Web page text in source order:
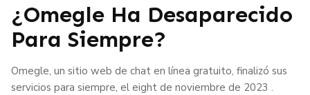
¿Omegle Ha Desaparecido
Para Siempre?
Omegle, un sitio web de chat en línea gratuito, finalizó sus
servicios para siempre, el eight de noviembre de 2023 .